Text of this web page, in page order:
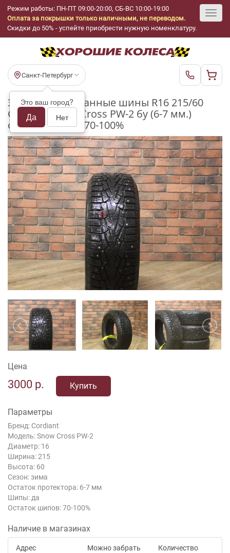
Режим работы: ПН-ПТ 09:00-20:00, СБ-ВС 10:00-19:00
Оплата за покрышки только наличными, не переводом.
Скидки до 50% - успейте приобрести нужную номенклатуру.
Санкт-Петербург
Это ваш город?
Да Нет
Зимние шипованные шины R16 215/60
Cordiant Snow Cross PW-2 бу (6-7 мм.)
остаток шипов 70-100%
Цена
3000 р. Купить
Параметры
Бренд: Cordiant
Модель: Snow Cross PW-2
Диаметр: 16
Ширина: 215
Высота: 60
Сезон: зима
Остаток протектора: 6-7 мм
Шипы: да
Остаток шипов: 70-100%
Наличие в магазинах
Адрес Можно забрать Количество